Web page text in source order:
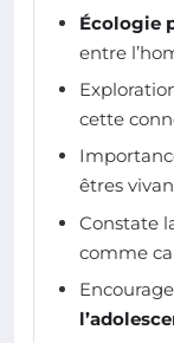
Écologie
entre
cette
êtres
Constate
comme